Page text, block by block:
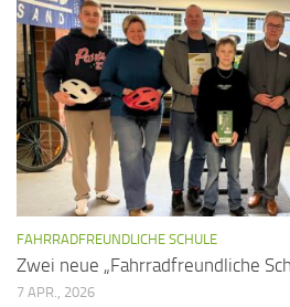
FAHRRADFREUNDLICHE SCHULE
Zwei neue „Fahrradfreundliche
7 APR., 2026